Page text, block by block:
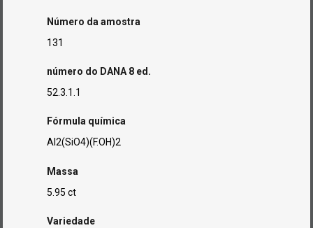
Número da amostra
131
número do DANA 8 ed.
52.3.1.1
Fórmula química
Al2(SiO4)(F.OH)2
Massa
5.95 ct
Variedade